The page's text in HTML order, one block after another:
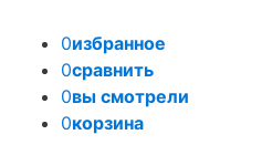
0избранное
0сравнить
0вы смотрели
0корзина